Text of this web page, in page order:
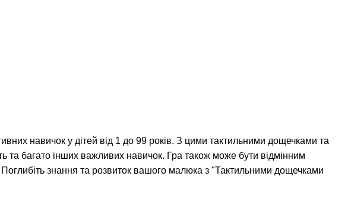
навичок у дітей від 1 до 99 років. З цими тактильними дощечками та
та багато інших важливих навичок. Гра також може бути відмінним
знання та розвиток вашого малюка з "Тактильними дощечками